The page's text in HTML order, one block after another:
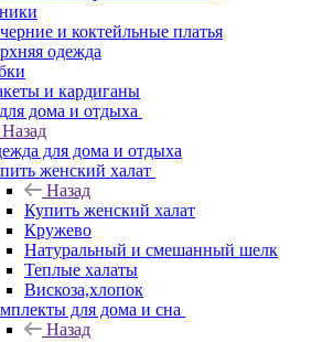
и коктейльные платья
одежда
и кардиганы
дома и отдыха
Назад
для дома и отдыха
женский халат
Назад
Купить женский халат
Кружево
Натуральный и смешанный шелк
Теплые халаты
Вискоза,хлопок
для дома и сна
Назад